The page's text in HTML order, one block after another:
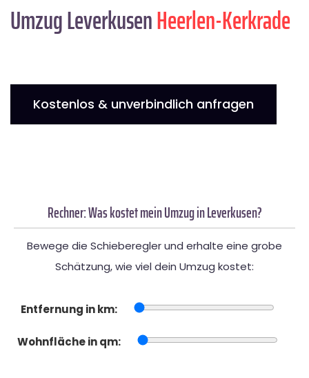
Umzug LeverkusenHeerlen-Kerkrade
Kostenlos & unverbindlich anfragen
Rechner: Was kostet mein Umzug in Leverkusen?
Bewege die Schieberegler und erhalte eine grobe
Schätzung, wie viel dein Umzug kostet:
Entfernung in km:
Wohnfläche in qm: